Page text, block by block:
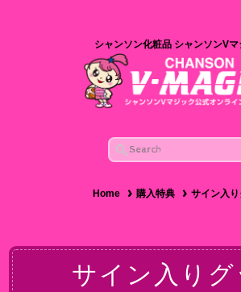
シャンソン化粧品 シャンソンVマ
Home 購入特典 サイン入
サイン入りグ